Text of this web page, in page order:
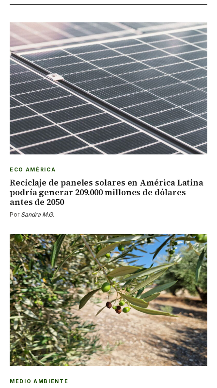
ECO AMÉRICA
Reciclaje de paneles solares en América Latina
podría generar 209.000 millones de dólares
antes de 2050
Por Sandra M.G.
MEDIO AMBIENTE